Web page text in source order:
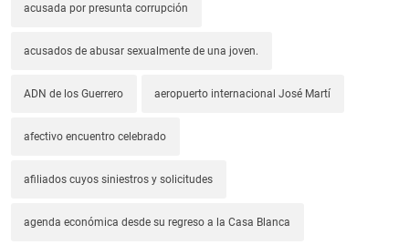
acusada por presunta corrupción
acusados de abusar sexualmente de una joven.
ADN de los Guerrero aeropuerto internacional José Martí
afectivo encuentro celebrado
afiliados cuyos siniestros y solicitudes
agenda económica desde su regreso a la Casa Blanca